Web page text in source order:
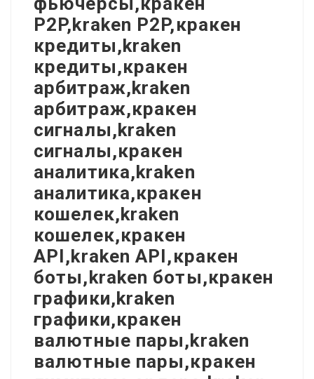
P2P,kraken P2P,кракен
кредиты,kraken
кредиты,кракен
арбитраж,kraken
арбитраж,кракен
сигналы,kraken
сигналы,кракен
аналитика,kraken
аналитика,кракен
кошелек,kraken
кошелек,кракен
API,kraken API,кракен
боты,kraken боты,кракен
графики,kraken
графики,кракен
валютные пары,kraken
валютные пары,кракен